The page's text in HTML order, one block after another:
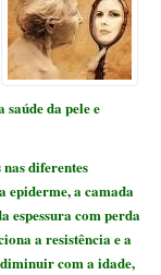
saúde da pele e
diferentes
epiderme, a camada
espessura com perda
a resistência e a
com a idade,